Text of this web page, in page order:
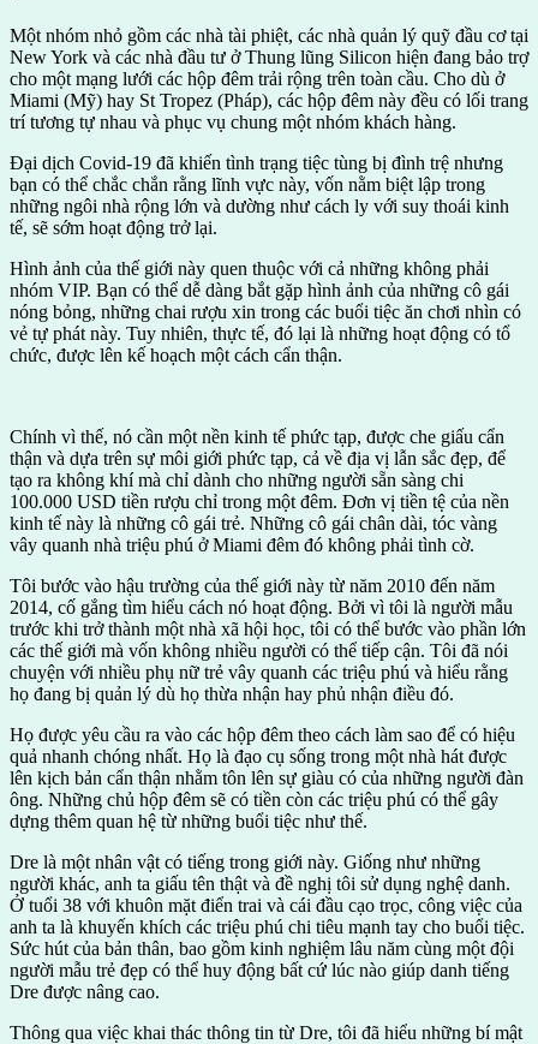
Một nhóm nhỏ gồm các nhà tài phiệt, các nhà quản lý quỹ đầu cơ tại
New York và các nhà đầu tư ở Thung lũng Silicon hiện đang bảo trợ
cho một mạng lưới các hộp đêm trải rộng trên toàn cầu. Cho dù ở
Miami (Mỹ) hay St Tropez (Pháp), các hộp đêm này đều có lối trang
trí tương tự nhau và phục vụ chung một nhóm khách hàng.
Đại dịch Covid-19 đã khiến tình trạng tiệc tùng bị đình trệ nhưng
bạn có thể chắc chắn rằng lĩnh vực này, vốn nằm biệt lập trong
những ngôi nhà rộng lớn và dường như cách ly với suy thoái kinh
tế, sẽ sớm hoạt động trở lại.
Hình ảnh của thế giới này quen thuộc với cả những không phải
nhóm VIP. Bạn có thể dễ dàng bắt gặp hình ảnh của những cô gái
nóng bỏng, những chai rượu xin trong các buổi tiệc ăn chơi nhìn có
vẻ tự phát này. Tuy nhiên, thực tế, đó lại là những hoạt động có tổ
chức, được lên kế hoạch một cách cẩn thận.
Chính vì thế, nó cần một nền kinh tế phức tạp, được che giấu cẩn
thận và dựa trên sự môi giới phức tạp, cả về địa vị lẫn sắc đẹp, để
tạo ra không khí mà chỉ dành cho những người sẵn sàng chi
100.000 USD tiền rượu chỉ trong một đêm. Đơn vị tiền tệ của nền
kinh tế này là những cô gái trẻ. Những cô gái chân dài, tóc vàng
vây quanh nhà triệu phú ở Miami đêm đó không phải tình cờ.
Tôi bước vào hậu trường của thế giới này từ năm 2010 đến năm
2014, cố gắng tìm hiểu cách nó hoạt động. Bởi vì tôi là người mẫu
trước khi trở thành một nhà xã hội học, tôi có thể bước vào phần lớn
các thế giới mà vốn không nhiều người có thể tiếp cận. Tôi đã nói
chuyện với nhiều phụ nữ trẻ vây quanh các triệu phú và hiểu rằng
họ đang bị quản lý dù họ thừa nhận hay phủ nhận điều đó.
Họ được yêu cầu ra vào các hộp đêm theo cách làm sao để có hiệu
quả nhanh chóng nhất. Họ là đạo cụ sống trong một nhà hát được
lên kịch bản cẩn thận nhằm tôn lên sự giàu có của những người đàn
ông. Những chủ hộp đêm sẽ có tiền còn các triệu phú có thể gây
dựng thêm quan hệ từ những buổi tiệc như thế.
Dre là một nhân vật có tiếng trong giới này. Giống như những
người khác, anh ta giấu tên thật và đề nghị tôi sử dụng nghệ danh.
Ở tuổi 38 với khuôn mặt điển trai và cái đầu cạo trọc, công việc của
anh ta là khuyến khích các triệu phú chi tiêu mạnh tay cho buổi tiệc.
Sức hút của bản thân, bao gồm kinh nghiệm lâu năm cùng một đội
người mẫu trẻ đẹp có thể huy động bất cứ lúc nào giúp danh tiếng
Dre được nâng cao.
Thông qua việc khai thác thông tin từ Dre, tôi đã hiểu những bí mật